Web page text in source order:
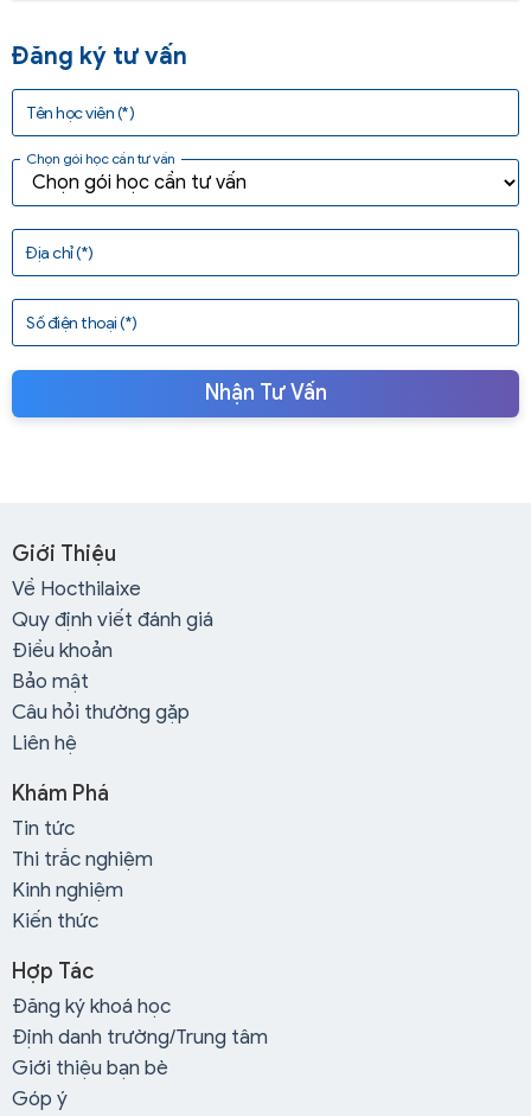
Đăng ký tư vấn
Tên học viên (*)
Chọn gói học cần tư vấn
Địa chỉ (*)
Số điện thoại (*)
Nhận Tư Vấn
Giới Thiệu
Về Hocthilaixe
Quy định viết đánh giá
Điều khoản
Bảo mật
Câu hỏi thường gặp
Liên hệ
Khám Phá
Tin tức
Thi trắc nghiệm
Kinh nghiệm
Kiến thức
Hợp Tác
Đăng ký khoá học
Định danh trường/Trung tâm
Giới thiệu bạn bè
Góp ý